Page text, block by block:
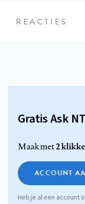
REACTIES
Gratis Ask
Maak met2
ACCOUNT
Heb je al een account